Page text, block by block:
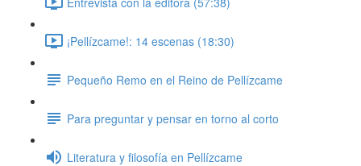
¡Pellízcame!: 14 escenas (18:30)
Pequeño Remo en el Reino de Pellízcame
Para preguntar y pensar en torno al corto
Literatura y filosofía en Pellízcame